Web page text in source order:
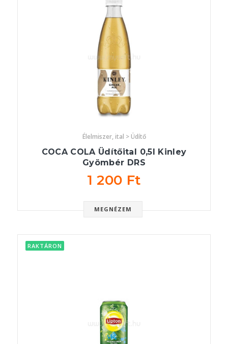
Élelmiszer, ital > Üdítő
COCA COLA Üdítőital 0,5l Kinley
Gyömbér DRS
1 200 Ft
MEGNÉZEM
RAKTÁRON